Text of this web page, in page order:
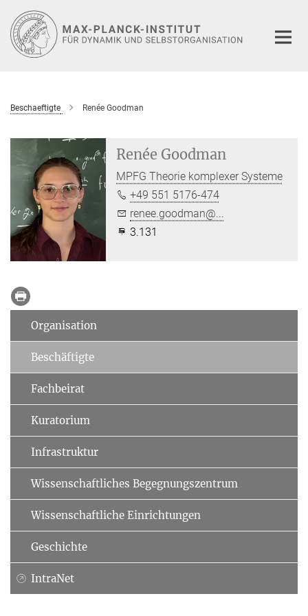
Hauptinhalt
Beschaeftigte Renée Goodman
Renée Goodman
MPFG Theorie komplexer Systeme
+49 551 5176-474
renee.goodman@...
3.131
Organisation
Beschäftigte
Fachbeirat
Kuratorium
Infrastruktur
Wissenschaftliches Begegnungszentrum
Wissenschaftliche Einrichtungen
Geschichte
IntraNet